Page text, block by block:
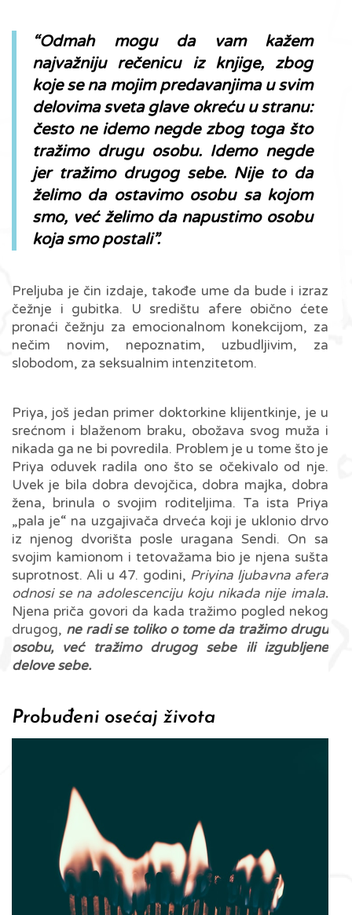
“Odmah mogu da vam kažem
najvažniju rečenicu iz knjige, zbog
koje se na mojim predavanjima u svim
delovima sveta glave okreću u stranu:
često ne idemo negde zbog toga što
tražimo drugu osobu. Idemo negde
jer tražimo drugog sebe. Nije to da
želimo da ostavimo osobu sa kojom
smo, već želimo da napustimo osobu
koja smo postali”.
Preljuba je čin izdaje, takođe ume da bude i izraz
čežnje i gubitka. U središtu afere obično ćete
pronaći čežnju za emocionalnom konekcijom, za
nečim novim, nepoznatim, uzbudljivim, za
slobodom, za seksualnim intenzitetom.
Priya, još jedan primer doktorkine klijentkinje, je u
srećnom i blaženom braku, obožava svog muža i
nikada ga ne bi povredila. Problem je u tome što je
Priya oduvek radila ono što se očekivalo od nje.
Uvek je bila dobra devojčica, dobra majka, dobra
žena, brinula o svojim roditeljima. Ta ista Priya
„pala je“ na uzgajivača drveća koji je uklonio drvo
iz njenog dvorišta posle uragana Sendi. On sa
svojim kamionom i tetovažama bio je njena sušta
suprotnost. Ali u 47. godini, Priyina ljubavna afera
odnosi se na adolescenciju koju nikada nije imala.
Njena priča govori da kada tražimo pogled nekog
drugog, ne radi se toliko o tome da tražimo drugu
osobu, već tražimo drugog sebe ili izgubljene
delove sebe.
Probuđeni osećaj života